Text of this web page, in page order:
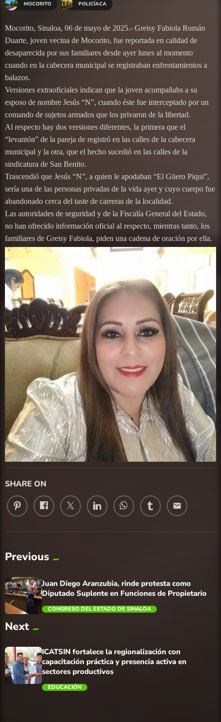
MOCORITO POLICÍACA
Mocorito, Sinaloa, 06 de mayo de 2025.- Greisy Fabiola Román
Duarte, joven vecina de Mocorito, fue reportada en calidad de
desaparecida por sus familiares desde ayer lunes al momento
cuando en la cabecera municipal se registraban enfrentamientos a
balazos.
Versiones extraoficiales indican que la joven acompañabs a su
esposo de nombre Jesús “N”, cuando éste fue interceptado por un
comando de sujetos armados que los privaron de la libertad.
Al respecto hay dos versiones diferentes, la primera que el
“levantón” de la pareja de registró en las calles de la cabecera
municipal y la otra, que el hecho sucedió en las calles de la
sindicatura de San Benito.
Trascendió que Jesús “N”, a quien le apodaban “El Güero Piqui”,
sería una de las personas privadas de la vida ayer y cuyo cuerpo fue
abandonado cerca del taste de carreras de la localidad.
Las autoridades de seguridad y de la Fiscalía General del Estado,
no han ofrecido información oficial al respecto, mientras tanto, los
familiares de Greisy Fabiola, piden una cadena de oración por ella.
SHARE ON
email
Previous
Juan Diego Aranzubia, rinde protesta como
Diputado Suplente en Funciones de Propietario
CONGRESO DEL ESTADO DE SINALOA
Next
ICATSIN fortalece la regionalización con
capacitación práctica y presencia activa en
sectores productivos
EDUCACIÓN